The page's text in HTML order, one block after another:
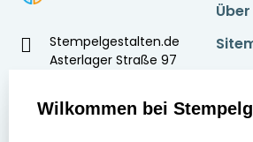
Stempelgestalten.de
Asterlager Straße 97
Wilkommen bei